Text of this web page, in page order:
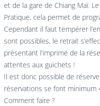
et de la gare de Chiang Maï.
Pratique, cela permet de
Cependant il faut tempérer
sont possibles, le retrait
présentant l’imprimé de la
attentes aux guichets !
Il est donc possible de
réservations se font minimum
Comment faire ?